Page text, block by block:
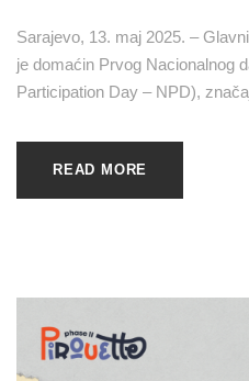
Sarajevo, 13. maj 2025. –
je domaćin Prvog Nacionalnog
Participation Day – NPD),
READ MORE